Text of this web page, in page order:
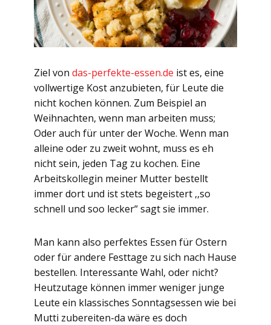
Ziel von das-perfekte-essen.de ist es, eine
vollwertige Kost anzubieten, für Leute die
nicht kochen können. Zum Beispiel an
Weihnachten, wenn man arbeiten muss;
Oder auch für unter der Woche. Wenn man
alleine oder zu zweit wohnt, muss es eh
nicht sein, jeden Tag zu kochen. Eine
Arbeitskollegin meiner Mutter bestellt
immer dort und ist stets begeistert ,,so
schnell und soo lecker“ sagt sie immer.
Man kann also perfektes Essen für Ostern
oder für andere Festtage zu sich nach Hause
bestellen. Interessante Wahl, oder nicht?
Heutzutage können immer weniger junge
Leute ein klassisches Sonntagsessen wie bei
Mutti zubereiten-da wäre es doch